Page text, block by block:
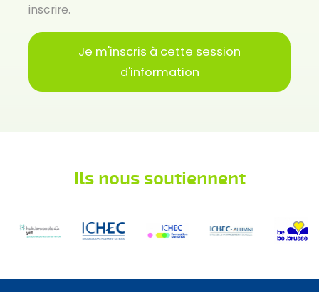
inscrire.
Je m'inscris à cette session
d'information
Ils nous soutiennent